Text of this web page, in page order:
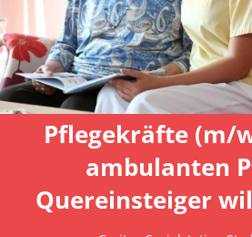
Pflegekräfte (m/
ambulanten
Quereinsteiger